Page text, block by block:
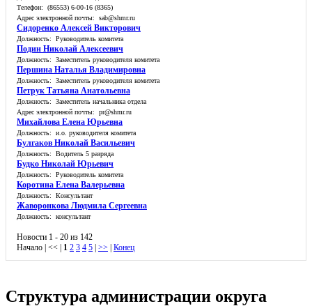
Телефон: (86553) 6-00-16 (8365)
Адрес электронной почты: sab@shmr.ru
Сидоренко Алексей Викторович
Должность: Руководитель комитета
Подин Николай Алексеевич
Должность: Заместитель руководителя комитета
Першина Наталья Владимировна
Должность: Заместитель руководителя комитета
Петрук Татьяна Анатольевна
Должность: Заместитель начальника отдела
Адрес электронной почты: pr@shmr.ru
Михайлова Елена Юрьевна
Должность: и.о. руководителя комитета
Булгаков Николай Васильевич
Должность: Водитель 5 разряда
Будко Николай Юрьевич
Должность: Руководитель комитета
Коротина Елена Валерьевна
Должность: Консультант
Жаворонкова Людмила Сергеевна
Должность: консультант
Новости 1 - 20 из 142
Начало | << | 1 2 3 4 5 | >> | Конец
Структура администрации округа